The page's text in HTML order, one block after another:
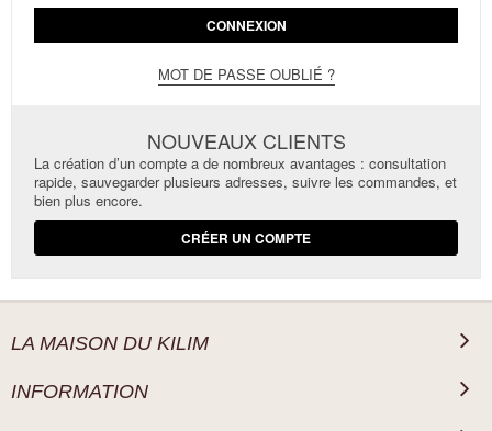
CONNEXION
MOT DE PASSE OUBLIÉ ?
NOUVEAUX CLIENTS
La création d’un compte a de nombreux avantages : consultation
rapide, sauvegarder plusieurs adresses, suivre les commandes, et
bien plus encore.
CRÉER UN COMPTE
LA MAISON DU KILIM
INFORMATION